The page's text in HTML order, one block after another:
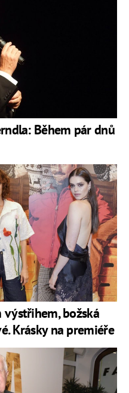
Během pár dnů
výstřihem, božská
Krásky na premiéře